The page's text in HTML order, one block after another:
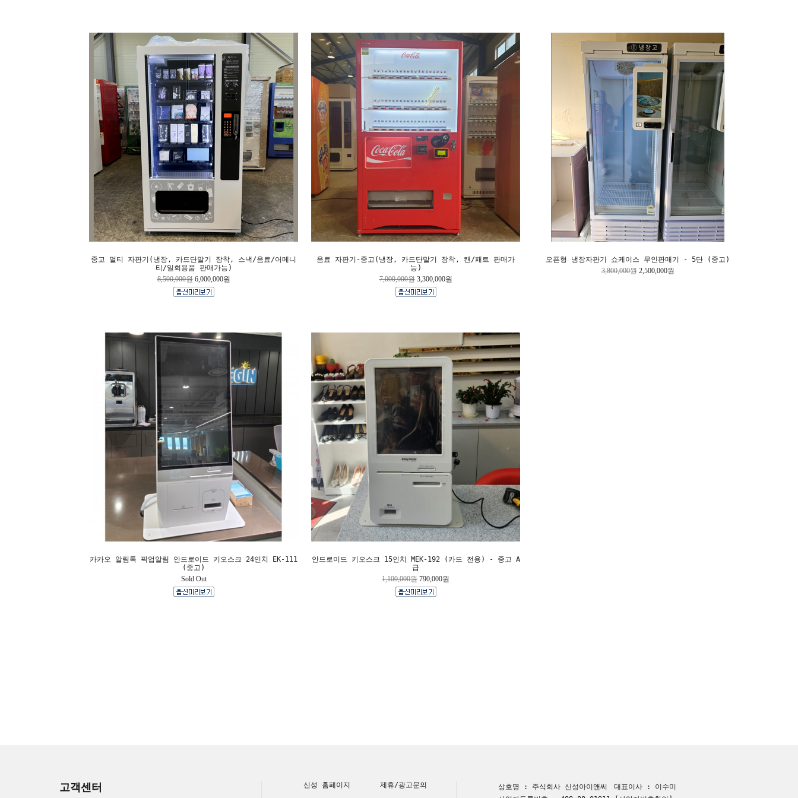
중고 멀티 자판기(냉장, 카드단말기 장착, 스낵/음료/어메니
티/일회용품 판매가능)
8,500,000원 6,000,000원
음료 자판기-중고(냉장, 카드단말기 장착, 캔/패트 판매가
능)
7,000,000원 3,300,000원
오픈형 냉장자판기 쇼케이스 무인판매기 - 5단 (중고)
3,800,000원 2,500,000원
카카오 알림톡 픽업알림 안드로이드 키오스크 24인치 EK-111
(중고)
Sold Out
안드로이드 키오스크 15인치 MEK-192 (카드 전용) - 중고 A
급
1,100,000원 790,000원
고객센터 신성 홈페이지 제휴/광고문의 상호명 : 주식회사 신성아이앤씨
대표이사 : 이수미